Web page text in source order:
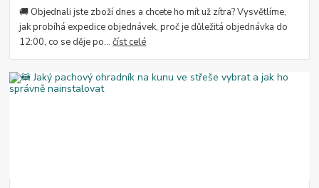
🚚 Objednali jste zboží dnes a chcete ho mít už zítra? Vysvětlíme,
jak probíhá expedice objednávek, proč je důležitá objednávka do
12:00, co se děje po...číst celé